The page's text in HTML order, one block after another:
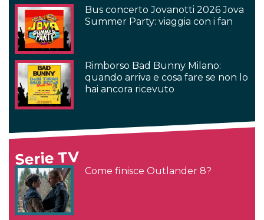
Bus concerto Jovanotti 2026 Jova
Summer Party: viaggia con i fan
Rimborso Bad Bunny Milano:
quando arriva e cosa fare se non lo
hai ancora ricevuto
Serie TV
Come finisce Outlander 8?